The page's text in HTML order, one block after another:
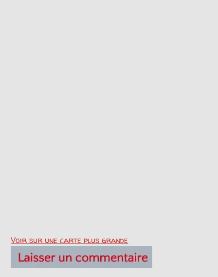
Voir sur une carte plus grande